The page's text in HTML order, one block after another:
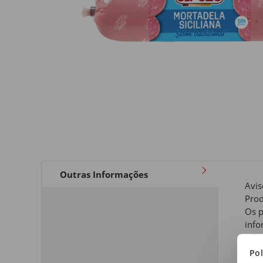
Outras Informações
Os
a